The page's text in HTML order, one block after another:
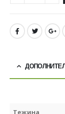
Тежина